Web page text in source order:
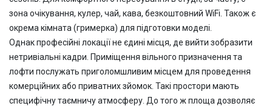
зона очікування, кулер, чай, кава, безкоштовний WiFi. Також є
окрема кімната (гримерка) для підготовки моделі.
Однак професійні локації не єдині місця, де вийти зобразити
нетривіальні кадри. Приміщення вільного призначення та
лофти послужать приголомшливим місцем для проведення
комерційних або приватних зйомок. Такі простори мають
специфічну таємничу атмосферу. До того ж площа дозволяє